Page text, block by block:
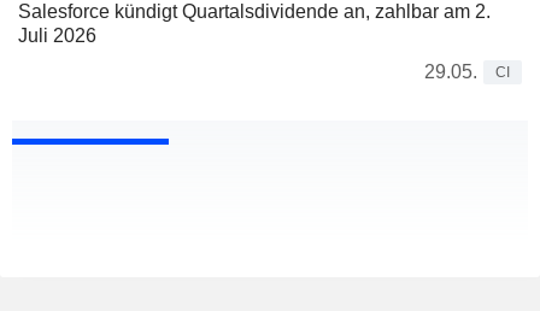
Salesforce kündigt Quartalsdividende an, zahlbar am 2.
Juli 2026
29.05.
CI